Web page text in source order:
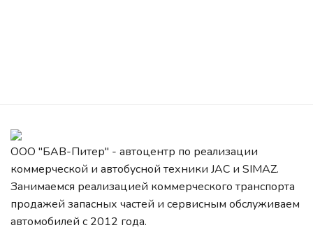
ООО "БАВ-Питер" - автоцентр по реализации
коммерческой и автобусной техники JAC и SIMAZ.
Занимаемся реализацией коммерческого транспорта
продажей запасных частей и сервисным обслуживаем
автомобилей c 2012 года.